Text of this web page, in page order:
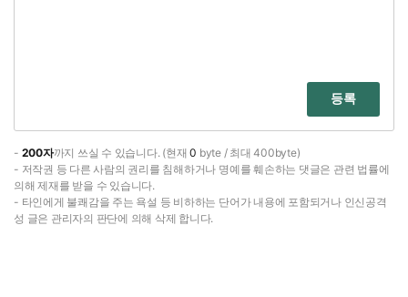
등록
- 200자까지 쓰실 수 있습니다. (현재0 byte / 최대 400byte)
- 저작권 등 다른 사람의 권리를 침해하거나 명예를 훼손하는 댓글은 관련 법률에
의해 제재를 받을 수 있습니다.
- 타인에게 불쾌감을 주는 욕설 등 비하하는 단어가 내용에 포함되거나 인신공격
성 글은 관리자의 판단에 의해 삭제 합니다.